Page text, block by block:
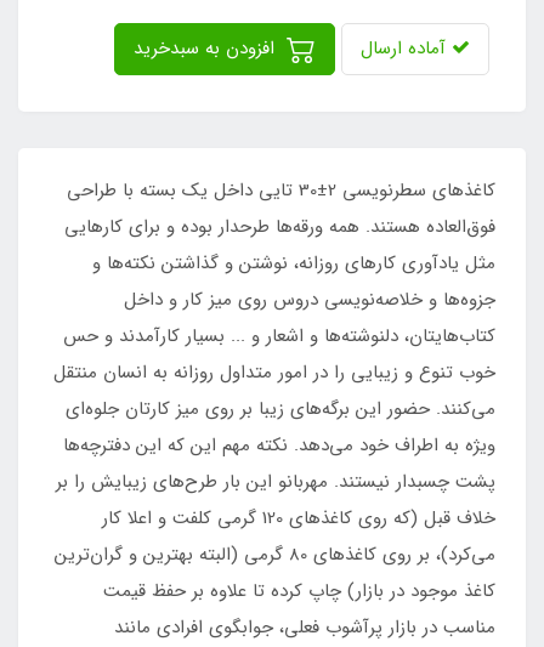
آماده ارسال
کاغذهای سطرنویسی 2±30 تایی داخل یک بسته با طراحی
فوق‌العاده هستند. همه ورقه‌ها طرحدار بوده و برای کارهایی
مثل یادآوری کارهای روزانه، نوشتن و گذاشتن نکته‌ها و
جزوه‌ها و خلاصه‌نویسی دروس روی میز کار و داخل
کتاب‌هایتان، دلنوشته‌ها و اشعار و ... بسیار کارآمدند و حس
خوب تنوع و زیبایی را در امور متداول روزانه به انسان منتقل
می‌کنند. حضور این برگه‌های زیبا بر روی میز کارتان جلوه‌ای
ویژه به اطراف خود می‌دهد. نکته مهم این که این دفترچه‌ها
پشت چسبدار نیستند. مهربانو این بار طرح‌های زیبایش را بر
خلاف قبل (که روی کاغذهای 120 گرمی کلفت و اعلا کار
می‌کرد)، بر روی کاغذهای 80 گرمی (البته بهترین و گران‌ترین
کاغذ موجود در بازار) چاپ کرده تا علاوه بر حفظ قیمت
مناسب در بازار پرآشوب فعلی، جوابگوی افرادی مانند